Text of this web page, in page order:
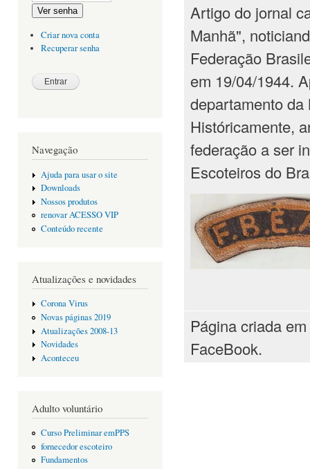
Ver senha
Criar nova conta
Recuperar senha
Navegação
Ajuda para usar o site
Downloads
Nossos produtos
renovar ACESSO VIP
Conteúdo recente
Atualizações e novidades
Corona Virus
Novas páginas 2019
Atualizações 2008-13
Novidades
Aconteceu
Adulto voluntário
Curso Preliminar emPPS
fornecedor escoteiro
Fundamentos
Artigo do jornal
Manhã",
Federação
em 19/04/1944.
departamento
Históricamente,
federação a ser
Escoteiros do
Página criada
FaceBook.